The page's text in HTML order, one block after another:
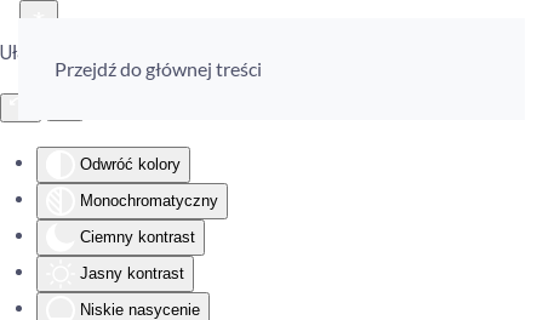
Ułatwienia dostępu
Odwróć kolory
Monochromatyczny
Ciemny kontrast
Jasny kontrast
Niskie nasycenie
Przejdź do głównej treści